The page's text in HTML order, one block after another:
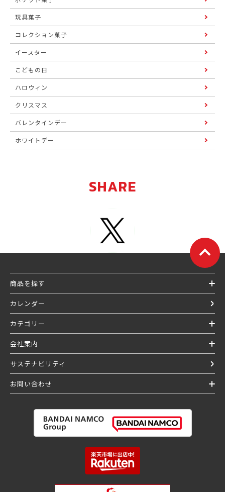
玩具菓子
コレクション菓子
イースター
こどもの日
ハロウィン
クリスマス
バレンタインデー
ホワイトデー
SHARE
商品を探す
カレンダー
カテゴリー
会社案内
サステナビリティ
お問い合わせ